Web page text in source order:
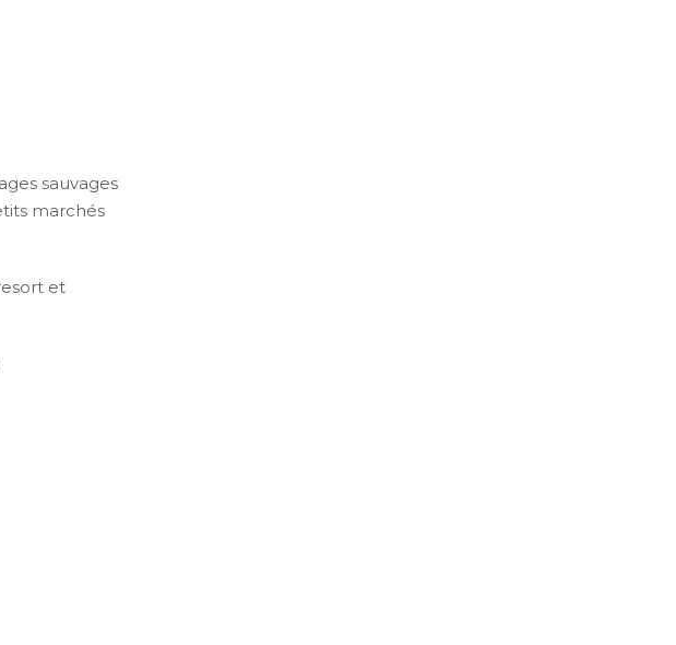
sauvages
marchés
et